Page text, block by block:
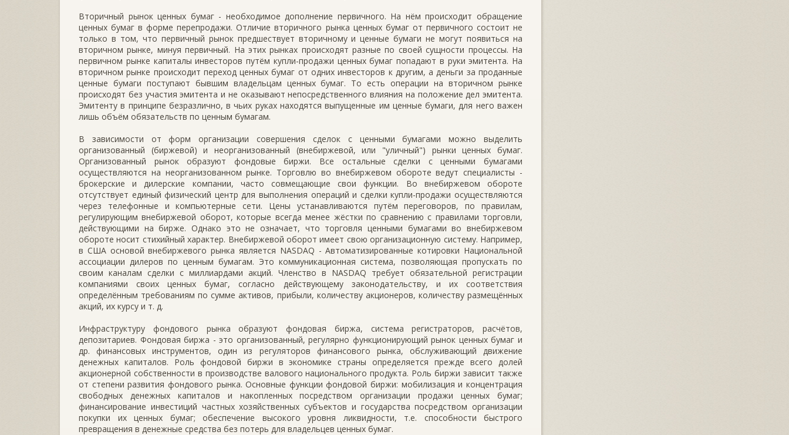
Вторичный рынок ценных бумаг - необходимое дополнение первичного. На нём происходит обращение
ценных бумаг в форме перепродажи. Отличие вторичного рынка ценных бумаг от первичного состоит не
только в том, что первичный рынок предшествует вторичному и ценные бумаги не могут появиться на
вторичном рынке, минуя первичный. На этих рынках происходят разные по своей сущности процессы. На
первичном рынке капиталы инвесторов путём купли-продажи ценных бумаг попадают в руки эмитента. На
вторичном рынке происходит переход ценных бумаг от одних инвесторов к другим, а деньги за проданные
ценные бумаги поступают бывшим владельцам ценных бумаг. То есть операции на вторичном рынке
происходят без участия эмитента и не оказывают непосредственного влияния на положение дел эмитента.
Эмитенту в принципе безразлично, в чьих руках находятся выпущенные им ценные бумаги, для него важен
лишь объём обязательств по ценным бумагам.
В зависимости от форм организации совершения сделок с ценными бумагами можно выделить
организованный (биржевой) и неорганизованный (внебиржевой, или "уличный") рынки ценных бумаг.
Организованный рынок образуют фондовые биржи. Все остальные сделки с ценными бумагами
осуществляются на неорганизованном рынке. Торговлю во внебиржевом обороте ведут специалисты -
брокерские и дилерские компании, часто совмещающие свои функции. Во внебиржевом обороте
отсутствует единый физический центр для выполнения операций и сделки купли-продажи осуществляются
через телефонные и компьютерные сети. Цены устанавливаются путём переговоров, по правилам,
регулирующим внебиржевой оборот, которые всегда менее жёстки по сравнению с правилами торговли,
действующими на бирже. Однако это не означает, что торговля ценными бумагами во внебиржевом
обороте носит стихийный характер. Внебиржевой оборот имеет свою организационную систему. Например,
в США основой внебиржевого рынка является NASDAQ - Автоматизированные котировки Национальной
ассоциации дилеров по ценным бумагам. Это коммуникационная система, позволяющая пропускать по
своим каналам сделки с миллиардами акций. Членство в NASDAQ требует обязательной регистрации
компаниями своих ценных бумаг, согласно действующему законодательству, и их соответствия
определённым требованиям по сумме активов, прибыли, количеству акционеров, количеству размещённых
акций, их курсу и т. д.
Инфраструктуру фондового рынка образуют фондовая биржа, система регистраторов, расчётов,
депозитариев. Фондовая биржа - это организованный, регулярно функционирующий рынок ценных бумаг и
др. финансовых инструментов, один из регуляторов финансового рынка, обслуживающий движение
денежных капиталов. Роль фондовой биржи в экономике страны определяется прежде всего долей
акционерной собственности в производстве валового национального продукта. Роль биржи зависит также
от степени развития фондового рынка. Основные функции фондовой биржи: мобилизация и концентрация
свободных денежных капиталов и накопленных посредством организации продажи ценных бумаг;
финансирование инвестиций частных хозяйственных субъектов и государства посредством организации
покупки их ценных бумаг; обеспечение высокого уровня ликвидности, т.е. способности быстрого
превращения в денежные средства без потерь для владельцев ценных бумаг.